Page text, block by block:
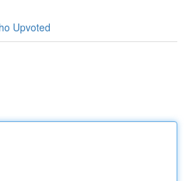
Upvoted